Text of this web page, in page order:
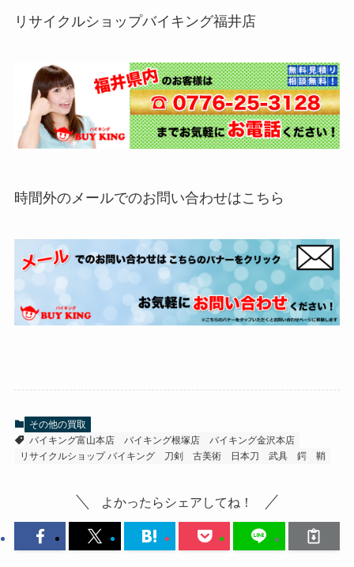
リサイクルショップバイキング福井店
時間外のメールでのお問い合わせはこちら
その他の買取
バイキング富山本店
バイキング根塚店
バイキング金沢本店
リサイクルショップ バイキング
刀剣 古美術 日本刀 武具 鍔 鞘
よかったらシェアしてね！